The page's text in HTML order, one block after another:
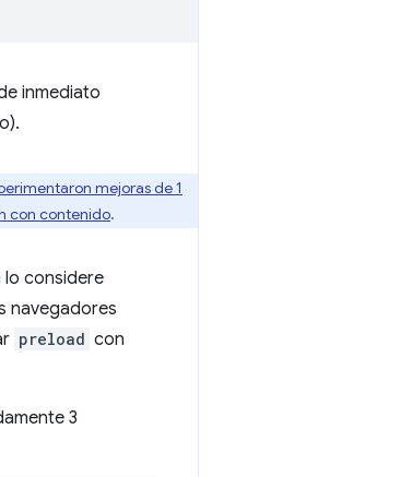
inmediato
mejoras de 1
con contenido.
lo considere
navegadores
preload con
3